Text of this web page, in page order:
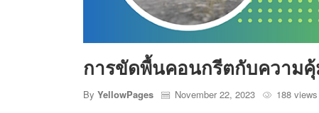
การขัดพื้นคอนกรีตกับความ
By YellowPages November 22, 2023 188 views